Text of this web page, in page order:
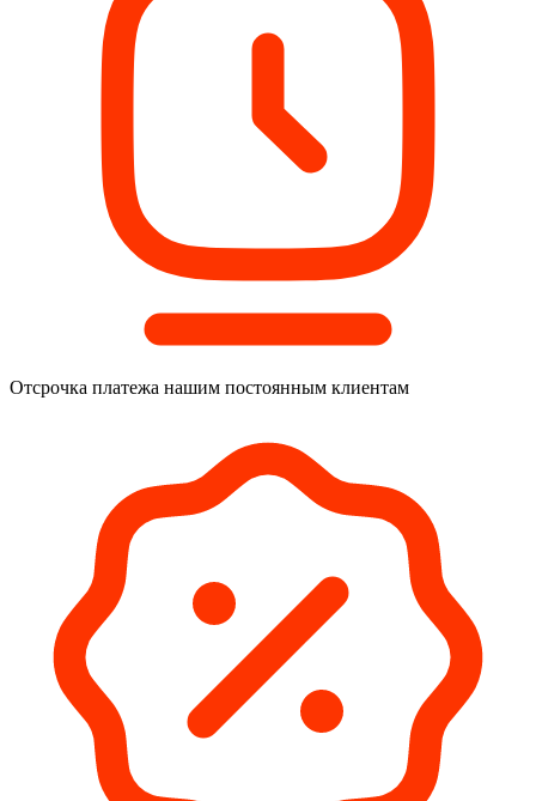
Отсрочка платежа нашим постоянным клиентам